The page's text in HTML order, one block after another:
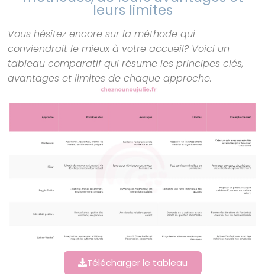
leurs limites
Vous hésitez encore sur la méthode qui
conviendrait le mieux à votre accueil? Voici un
tableau comparatif qui résume les principes clés,
avantages et limites de chaque approche.
Télécharger le tableau